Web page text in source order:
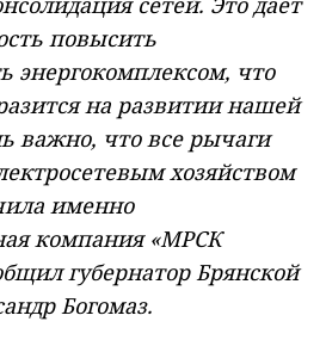
повысить
энергокомплексом, что
на развитии нашей
важно, что все рычаги
хозяйством
именно
компания «МРСК
губернатор Брянской
Богомаз.